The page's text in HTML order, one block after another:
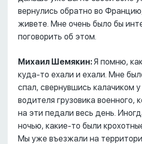
вернулись обратно во
живете. Мне очень было бы
поговорить об этом.
Михаил Шемякин:Я помню,
куда-то ехали и ехали. Мне
спал, свернувшись калачиком
водителя грузовика военного,
на эти педали весь день.
ночью, какие-то были
Мы уже въезжали на